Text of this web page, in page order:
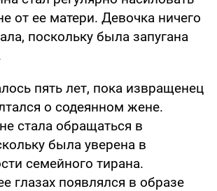
от ее матери. Девочка ничего
поскольку была запугана
пять лет, пока извращенец
о содеянном жене.
стала обращаться в
была уверена в
семейного тирана.
глазах появлялся в образе